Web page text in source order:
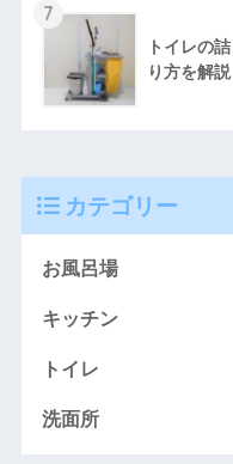
7
トイレの
り方を解説
カテゴリー
お風呂場
キッチン
トイレ
洗面所